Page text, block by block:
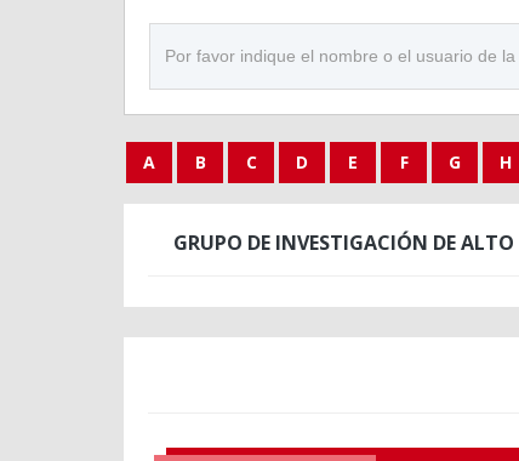
A B C D E F G H
GRUPO DE INVESTIGACIÓN DE